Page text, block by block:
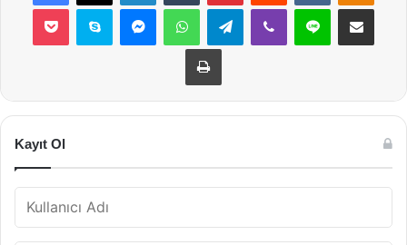
Pocket Skype MessengerWhatsAppTelegramViber Line E-Posta ile
Yazdır
Kayıt Ol